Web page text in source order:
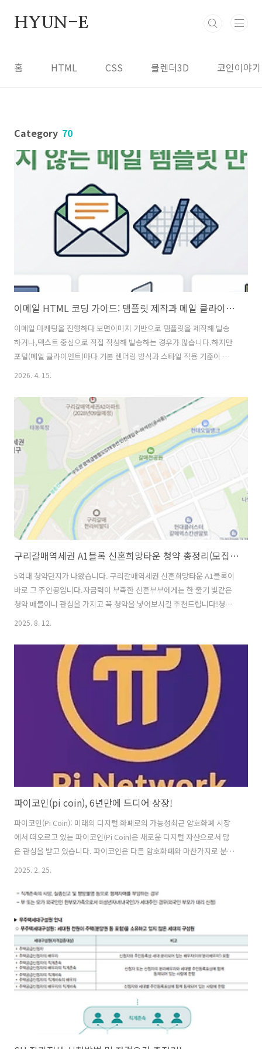
HYUN-E
홈 HTML CSS 블렌더3D 코인이야기
Category 70
이메일 HTML 코딩 가이드: 템플릿 제작과 메일 클라이언트 호환성까지
이메일 마케팅을 진행하다 보면이미지 기반으로 템플릿을 제작해 발송
하거나,텍스트 중심으로 직접 작성해 발송하는 경우가 많습니다.하지만
포털(메일 클라이언트)마다 기본 렌더링 방식과 스타일 적용 기준이 조금
씩 다르기 때문에,의도한 디자인과 다르게 보이거나 레이아웃이 틀어지
블리싱과는 다른이메일 HTML 코딩 방식을 이해하는 것이 중요합니다.
메일 코딩의 특징1. 이메일 HTML은 기반이 기본입니다일반적인 웹 페이
지에서는 와 CSS를 활용한 레이아웃 구성이 보편적입니다.하지만 이메
일 코딩에서는 여전히 기반 레이아웃이 가장 안정적인 방식입니다.그 이
유는 다음과 같습니다.- 다양한 메일 클라이언트(예: Gmail, 네이버, 다
음 등)에서 일관..
2026. 4. 15.
구리갈매역세권 A1블록 신혼희망타운 청약 총정리(모집공고, 팜플렛)
5억대 청약단지가 나왔습니다. 구리갈매역세권 신혼희망타운 A1블록이
바로 그 주인공입니다.자금력이 부족한 신혼부부에게는 한 줄기 빛같은
청약 매물이니 관심을 가지고 꼭 청약을 넣어보시길 추천드립니다!청약
일정사전청약 당첨자 접수 : 8월 11일(월) ~ 12일(화)본청약 접수 : 8월
예정일: 2028년 9월 예정 청약 자격혼인 기간 7년 이내의 신혼부부예비
신혼부부(공고일로부터 1년 이내 혼인사실 증명)6세 이하 자녀를 둔 한
부모 가족 중 무주택세대 구성원경기도, 서울시, 인천시 거주자 (구리시
1년 이상 거주자 우선) 신혼희망타운으로 나온 청약건인 만큼 신혼부부,
예비신혼부부, 6세 이하 자녀를 둔 한부모 가족 중..
2025. 8. 12.
파이코인(pi coin), 6년만에 드디어 상장!
파이코인(Pi Coin): 미래의 디지털 화폐로의 가능성최근 암호화폐 시장
에서 떠오르고 있는 파이코인(Pi Coin)은 새로운 디지털 자산으로서 많
은 관심을 받고 있습니다. 파이코인은 다른 암호화폐와 마찬가지로 분산
형 기술을 기반으로 하며, 누구나 쉽게 참여할 수 있는 방식으로 설계되
존 비트코인이나 이더리움처럼 복잡하지 않다는 점에서 주목을 받습니
다. 오늘은 파이코인이 무엇인지, 어떻게 작동하는지, 그리고 그 미래 가
능성에 대해 자세히 알아보겠습니다.파이코인의 탄생 배경파이코인은
2019년에 시작된 프로젝트로, 주로 스탠포드 대학교 출신의 세 명의 창
립자에 의해 개발되었습니다. 이들은 기존 암호화폐들이 직면한 문제들
을 해결하고자 했습니..
2025. 2. 25.